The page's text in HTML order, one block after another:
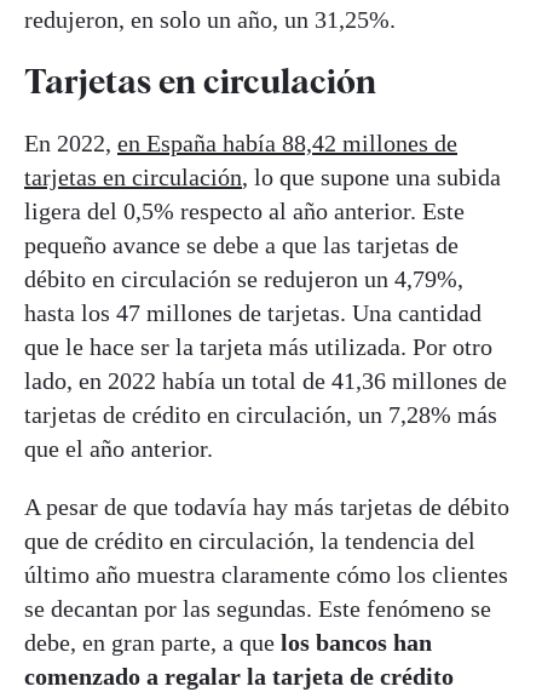
redujeron, en solo un año, un 31,25%.
Tarjetas en circulación
En 2022, en España había 88,42 millones de
tarjetas en circulación, lo que supone una subida
ligera del 0,5% respecto al año anterior. Este
pequeño avance se debe a que las tarjetas de
débito en circulación se redujeron un 4,79%,
hasta los 47 millones de tarjetas. Una cantidad
que le hace ser la tarjeta más utilizada. Por otro
lado, en 2022 había un total de 41,36 millones de
tarjetas de crédito en circulación, un 7,28% más
que el año anterior.
A pesar de que todavía hay más tarjetas de débito
que de crédito en circulación, la tendencia del
último año muestra claramente cómo los clientes
se decantan por las segundas. Este fenómeno se
debe, en gran parte, a que los bancos han
comenzado a regalar la tarjeta de crédito